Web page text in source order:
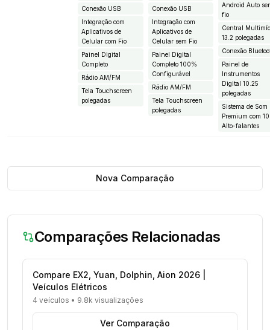
Conexão USB
Integração com
Aplicativos de
Celular com Fio
Painel Digital
Completo
Rádio AM/FM
Tela Touchscreen
polegadas
Conexão USB
Integração com
Aplicativos de
Celular sem Fio
Painel Digital
Completo 100%
Configurável
Rádio AM/FM
Tela Touchscreen
polegadas
Android Auto
fio
Central
13.2 polegadas
Conexão
Painel de
Instrumentos
Digital 10.25
polegadas
Sistema de Som
Premium com 10
Alto-falantes
Nova Comparação
Comparações Relacionadas
Compare EX2, Yuan, Dolphin, Aion 2026 |
Veículos Elétricos
4 veículos • 9.8k visualizações
Ver Comparação